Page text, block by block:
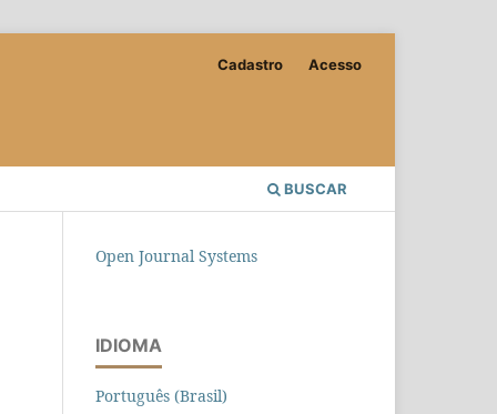
BUSCAR
Cadastro Acesso
Open Journal Systems
IDIOMA
Português (Brasil)